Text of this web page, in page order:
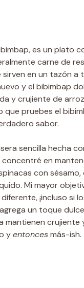
es un plato
carne de
sirven en un tazón
y el bibimbap
y crujiente de
pruebes el
sabor.
sencilla hecha
en
con
Mi mayor
¡incluso si
un toque
mantienen crujiente
yentoncesmás-ish.